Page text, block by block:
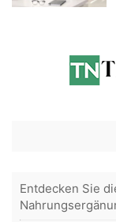
Entdecken Sie